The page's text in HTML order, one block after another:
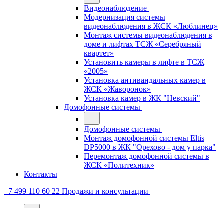
Видеонаблюдение
Модернизация системы
видеонаблюдения в ЖСК «Люблинец»
Монтаж системы видеонаблюдения в
доме и лифтах ТСЖ «Серебряный
квартет»
Установить камеры в лифте в ТСЖ
«2005»
Установка антивандальных камер в
ЖСК «Жаворонок»
Установка камер в ЖК "Невский"
Домофонные системы
Домофонные системы
Монтаж домофонной системы Eltis
DP5000 в ЖК "Орехово - дом у парка"
Перемонтаж домофонной системы в
ЖСК «Политехник»
Контакты
+7 499 110 60 22 Продажи и консультации